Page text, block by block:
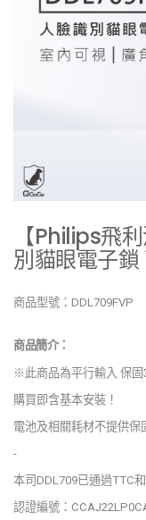
【Philips飛
別貓眼電子
商品型號：DDL709FVP
商品簡介：
※此商品為平行輸入 保固
購買即含基本安裝！
電池及相關耗材不提供保
-
本司DDL709已通過TTC和
認證編號：